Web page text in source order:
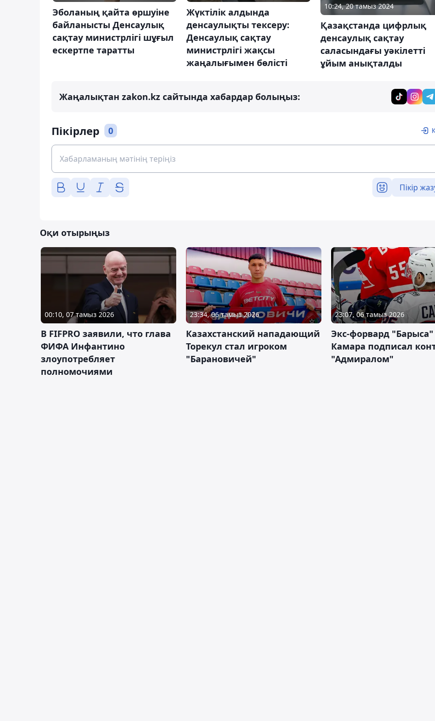
Эболаның қайта өршуіне
байланысты Денсаулық
сақтау министрлігі шұғыл
ескертпе таратты
Жүктілік алдында
денсаулықты тексеру:
Денсаулық сақтау
министрлігі жақсы
жаңалығымен бөлісті
10:24, 20 тамыз 2024
Қазақстанда цифрлық
денсаулық сақтау
саласындағы уәкілетті
ұйым анықталды
Жаңалықтан zakon.kz сайтында хабардар болыңыз:
Пікірлер 0
Пікір
Оқи отырыңыз
00:10, 07 тамыз 2026
В FIFPRO заявили, что глава
ФИФА Инфантино
злоупотребляет
полномочиями
23:34, 06 тамыз 2026
Казахстанский нападающий
Торекул стал игроком
"Барановичей"
23:07, 06 тамыз 2026
Экс-форвард "Барыса"
Камара подписал
"Адмиралом"